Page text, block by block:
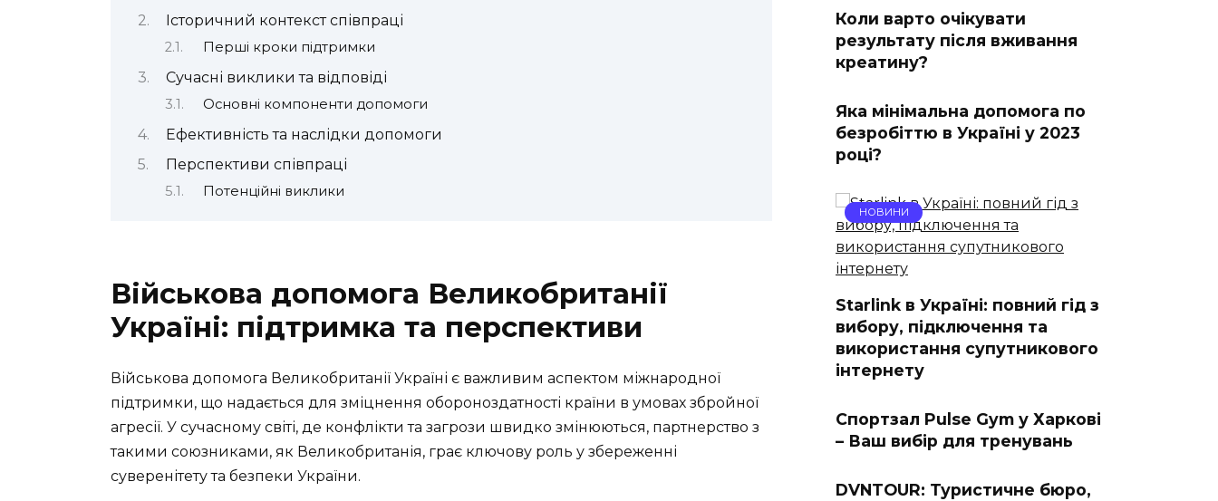
Історичний контекст співпраці
Перші кроки підтримки
Сучасні виклики та відповіді
Основні компоненти допомоги
Ефективність та наслідки допомоги
Перспективи співпраці
Потенційні виклики
Військова допомога Великобританії
Україні: підтримка та перспективи
Військова допомога Великобританії Україні є важливим аспектом міжнародної
підтримки, що надається для зміцнення обороноздатності країни в умовах збройної
агресії. У сучасному світі, де конфлікти та загрози швидко змінюються, партнерство з
такими союзниками, як Великобританія, грає ключову роль у збереженні
суверенітету та безпеки України.
Коли варто очікувати
результату після вживання
креатину?
Яка мінімальна допомога по
безробіттю в Україні у 2023
році?
НОВИНИ
Starlink в Україні: повний гід з
вибору, підключення та
використання супутникового
інтернету
Спортзал Pulse Gym у Харкові
– Ваш вибір для тренувань
DVNTOUR: Туристичне бюро,